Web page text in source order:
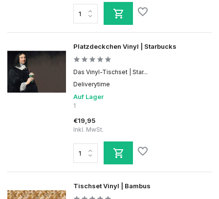
Platzdeckchen Vinyl | Starbucks
Das Vinyl-Tischset | Star...
Deliverytime
Auf Lager
1
€19,95
Inkl. MwSt.
Tischset Vinyl | Bambus